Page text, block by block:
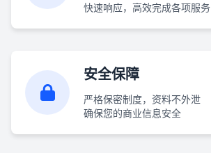
快速响应，高效完成各项服务
安全保障
严格保密制度，资料不外泄
确保您的商业信息安全